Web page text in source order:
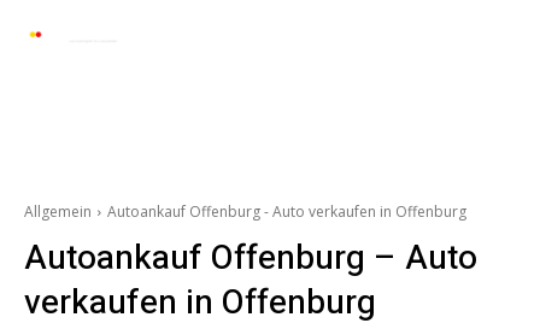
Allgemein Autoankauf Offenburg - Auto verkaufen in Offenburg
Autoankauf Offenburg – Auto
verkaufen in Offenburg